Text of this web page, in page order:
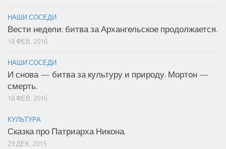
НАШИ СОСЕДИ
Вести недели: битва за Архангельское продолжается.
18 ФЕВ, 2016
НАШИ СОСЕДИ
И снова — битва за культуру и природу. Мортон —
смерть.
18 ФЕВ, 2016
КУЛЬТУРА
Сказка про Патриарха Никона.
29 ДЕК, 2015